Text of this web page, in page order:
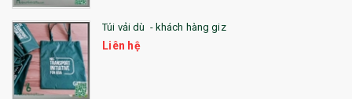
Túi vải dù - khách hàng giz
Liên hệ